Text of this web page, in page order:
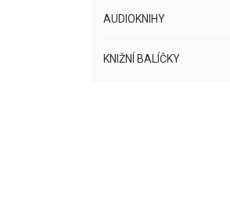
AUDIOKNIHY
KNIŽNÍ BALÍČKY